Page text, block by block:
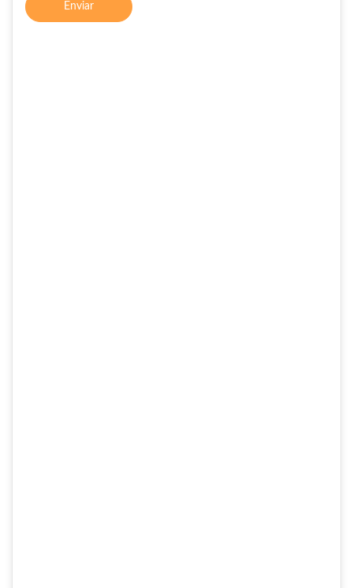
Enviar